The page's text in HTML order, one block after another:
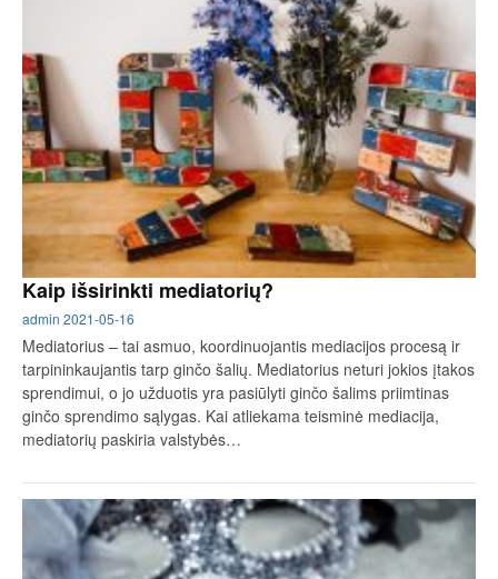
Kaip išsirinkti mediatorių?
admin 2021-05-16
Mediatorius – tai asmuo, koordinuojantis mediacijos procesą ir
tarpininkaujantis tarp ginčo šalių. Mediatorius neturi jokios įtakos
sprendimui, o jo užduotis yra pasiūlyti ginčo šalims priimtinas
ginčo sprendimo sąlygas. Kai atliekama teisminė mediacija,
mediatorių paskiria valstybės…